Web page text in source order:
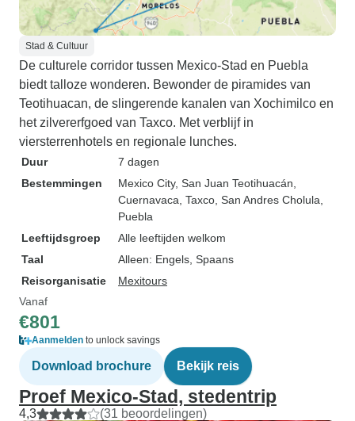
Stad & Cultuur
De culturele corridor tussen Mexico-Stad en Puebla
biedt talloze wonderen. Bewonder de piramides van
Teotihuacan, de slingerende kanalen van Xochimilco en
het zilvererfgoed van Taxco. Met verblijf in
viersterrenhotels en regionale lunches.
Duur
7 dagen
Bestemmingen
Mexico City, San Juan Teotihuacán
Cuernavaca , Taxco , San Andres Cholula
Puebla
Leeftijdsgroep
Alle leeftijden welkom
Taal
Alleen: Engels, Spaans
Reisorganisatie
Mexitours
Vanaf
€801
Aanmelden to unlock savings
Download brochure Bekijk reis
Proef Mexico-Stad, stedentrip
4,3 (31 beoordelingen)